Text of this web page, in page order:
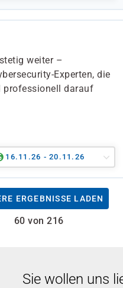
weiter –
Experten, die
professionell darauf
16.11.26 - 20.11.26
ERGEBNISSE LADEN
60 von 216
Sie wollen uns